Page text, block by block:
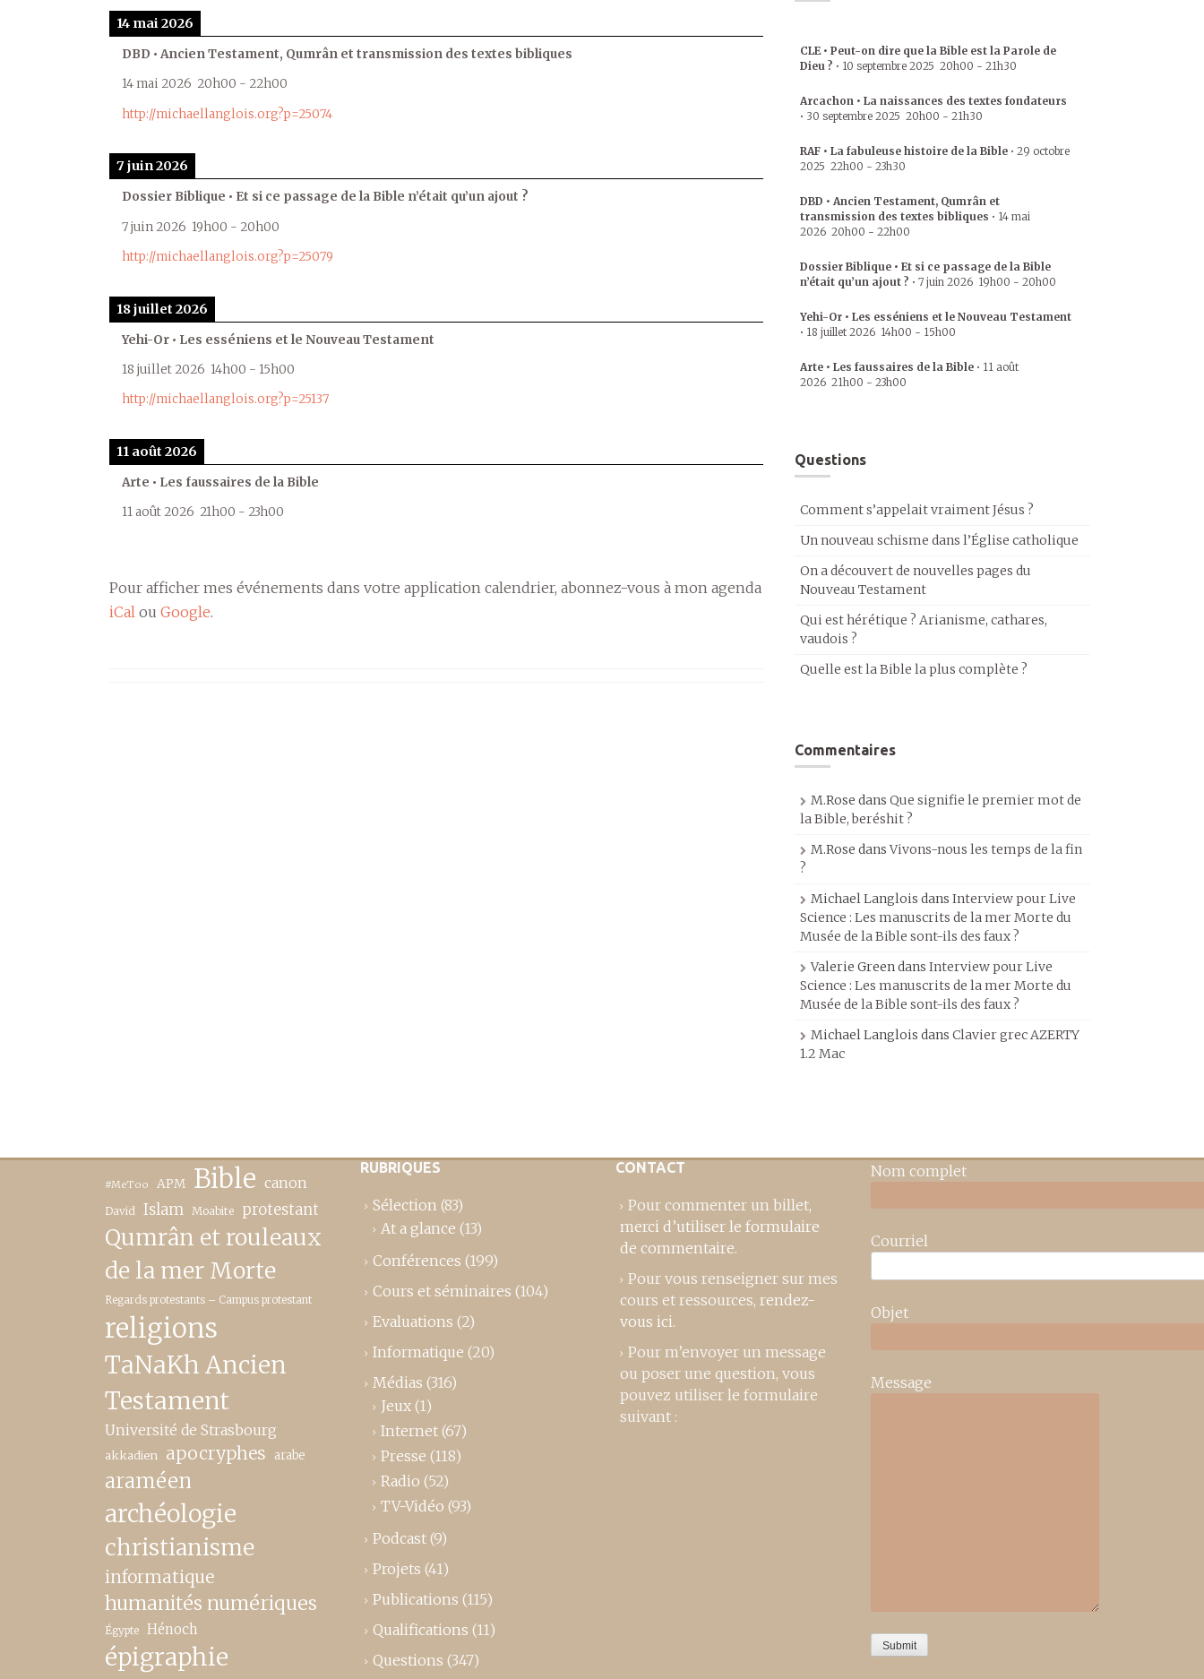
14 mai 2026
DBD • Ancien Testament, Qumrân et transmission des textes bibliques
14 mai 2026 20h00 - 22h00
http://michaellanglois.org?p=25074
7 juin 2026
Dossier Biblique • Et si ce passage de la Bible n’était qu’un ajout ?
7 juin 2026 19h00 - 20h00
http://michaellanglois.org?p=25079
18 juillet 2026
Yehi-Or • Les esséniens et le Nouveau Testament
18 juillet 2026 14h00 - 15h00
http://michaellanglois.org?p=25137
11 août 2026
Arte • Les faussaires de la Bible
11 août 2026 21h00 - 23h00
Pour afficher mes événements dans votre application calendrier, abonnez-vous à mon agenda
iCal ou Google.
CLE • Peut-on dire que la Bible est la Parole de
Dieu ? • 10 septembre 2025 20h00 - 21h30
Arcachon • La naissances des textes fondateurs
• 30 septembre 2025 20h00 - 21h30
RAF • La fabuleuse histoire de la Bible • 29 octobre
2025 22h00 - 23h30
DBD • Ancien Testament, Qumrân et
transmission des textes bibliques • 14 mai
2026 20h00 - 22h00
Dossier Biblique • Et si ce passage de la Bible
n’était qu’un ajout ? • 7 juin 2026 19h00 - 20h00
Yehi-Or • Les esséniens et le Nouveau Testament
• 18 juillet 2026 14h00 - 15h00
Arte • Les faussaires de la Bible • 11 août
2026 21h00 - 23h00
Questions
Comment s’appelait vraiment Jésus ?
Un nouveau schisme dans l’Église catholique
On a découvert de nouvelles pages du
Nouveau Testament
Qui est hérétique ? Arianisme, cathares,
vaudois ?
Quelle est la Bible la plus complète ?
Commentaires
M.Rose dans Que signifie le premier mot de
la Bible, beréshit ?
M.Rose dansVivons-nous les temps de la fin
?
Michael Langlois dans Interview pour Live
Science : Les manuscrits de la mer Morte du
Musée de la Bible sont-ils des faux ?
Valerie Greendans Interview pour Live
Science : Les manuscrits de la mer Morte du
Musée de la Bible sont-ils des faux ?
Michael Langlois dans Clavier grec AZERTY
1.2 Mac
#MeToo APM Bible canon
David Islam Moabite protestant
Qumrân et rouleaux
de la mer Morte
Regards protestants – Campus protestant
religions
TaNaKh Ancien
Testament
Université de Strasbourg
akkadien apocryphes arabe
araméen
archéologie
christianisme
informatique
humanités numériques
Égypte Hénoch
épigraphie
RUBRIQUES
Sélection (83)
At a glance (13)
Conférences (199)
Cours et séminaires (104)
Evaluations (2)
Informatique (20)
Médias (316)
Jeux (1)
Internet (67)
Presse (118)
Radio (52)
TV-Vidéo (93)
Podcast (9)
Projets (41)
Publications (115)
Qualifications (11)
Questions (347)
CONTACT
Pour commenter un billet,
merci d’utiliser le formulaire
de commentaire.
Pour vous renseigner sur mes
cours et ressources, rendez-
vous ici.
Pour m’envoyer un message
ou poser une question, vous
pouvez utiliser le formulaire
suivant :
Nom complet
Courriel
Objet
Message